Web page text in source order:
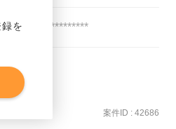
を
********************
案件ID : 42686